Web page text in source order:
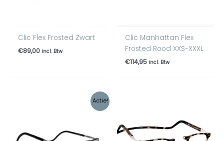
Clic Flex Frosted Zwart
€89,00 incl. Btw
Clic Manhattan Flex
Frosted Rood XXS-XXXL
€114,95 incl. Btw
Actie!
Oorspronkelijke